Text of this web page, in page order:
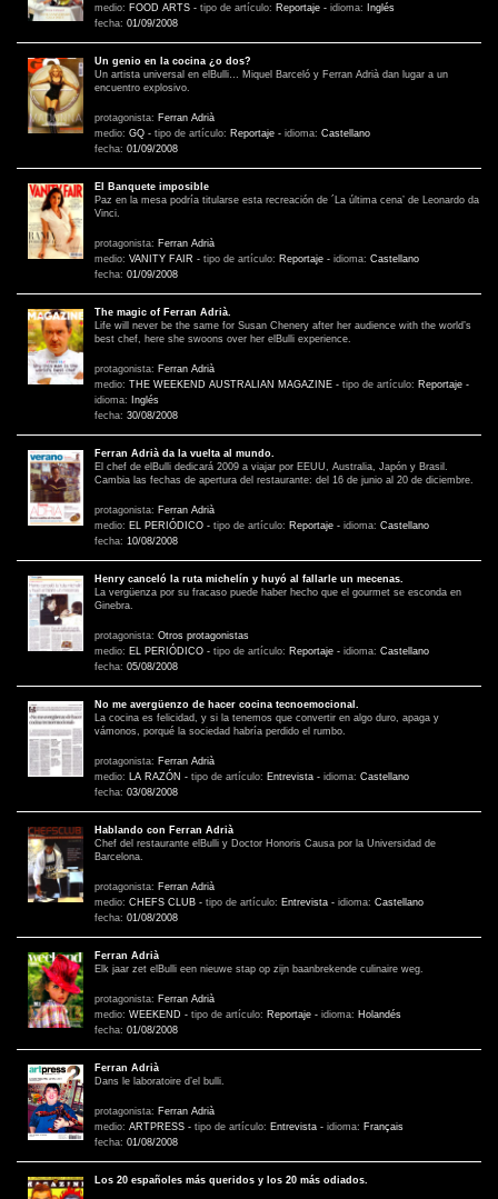
medio: FOOD ARTS - tipo de artículo: Reportaje - idioma:
Inglés
fecha: 01/09/2008
Un genio en la cocina ¿o dos?
Un artista universal en elBulli… Miquel Barceló y Ferran Adrià dan lugar a un
encuentro explosivo.
protagonista: Ferran Adrià
medio: GQ - tipo de artículo: Reportaje - idioma: Castellano
fecha: 01/09/2008
El Banquete imposible
Paz en la mesa podría titularse esta recreación de ´La última cena’ de Leonardo da
Vinci.
protagonista: Ferran Adrià
medio: VANITY FAIR - tipo de artículo: Reportaje - idioma: Castellano
fecha: 01/09/2008
The magic of Ferran Adrià.
Life will never be the same for Susan Chenery after her audience with the world’s
best chef, here she swoons over her elBulli experience.
protagonista: Ferran Adrià
medio: THE WEEKEND AUSTRALIAN MAGAZINE - tipo de artículo: Reportaje -
idioma:
Inglés
fecha: 30/08/2008
Ferran Adrià da la vuelta al mundo.
El chef de elBulli dedicará 2009 a viajar por EEUU, Australia, Japón y Brasil.
Cambia las fechas de apertura del restaurante: del 16 de junio al 20 de diciembre.
protagonista: Ferran Adrià
medio: EL PERIÓDICO - tipo de artículo: Reportaje - idioma: Castellano
fecha: 10/08/2008
Henry canceló la ruta michelín y huyó al fallarle un mecenas.
La vergüenza por su fracaso puede haber hecho que el gourmet se esconda en
Ginebra.
protagonista: Otros protagonistas
medio: EL PERIÓDICO - tipo de artículo: Reportaje - idioma: Castellano
fecha: 05/08/2008
No me avergüenzo de hacer cocina tecnoemocional.
La cocina es felicidad, y si la tenemos que convertir en algo duro, apaga y
vámonos, porqué la sociedad habría perdido el rumbo.
protagonista: Ferran Adrià
medio: LA RAZÓN - tipo de artículo: Entrevista - idioma: Castellano
fecha: 03/08/2008
Hablando con Ferran Adrià
Chef del restaurante elBulli y Doctor Honoris Causa por la Universidad de
Barcelona.
protagonista: Ferran Adrià
medio: CHEFS CLUB - tipo de artículo: Entrevista - idioma: Castellano
fecha: 01/08/2008
Ferran Adrià
Elk jaar zet elBulli een nieuwe stap op zijn baanbrekende culinaire weg.
protagonista: Ferran Adrià
medio: WEEKEND - tipo de artículo: Reportaje - idioma: Holandés
fecha: 01/08/2008
Ferran Adrià
Dans le laboratoire d’el bulli.
protagonista: Ferran Adrià
medio: ARTPRESS - tipo de artículo: Entrevista - idioma: Français
fecha: 01/08/2008
Los 20 españoles más queridos y los 20 más odiados.